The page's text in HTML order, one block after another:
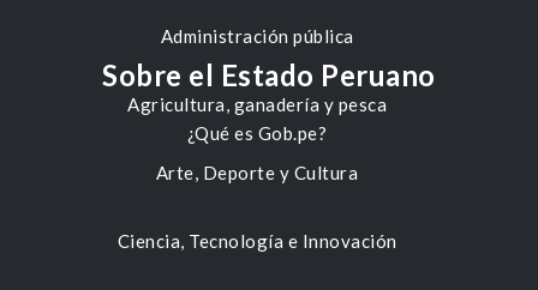
Administración pública
Agricultura, ganadería y pesca
Arte, Deporte y Cultura
Ciencia, Tecnología e Innovación
Sobre el Estado Peruano
¿Qué es Gob.pe?